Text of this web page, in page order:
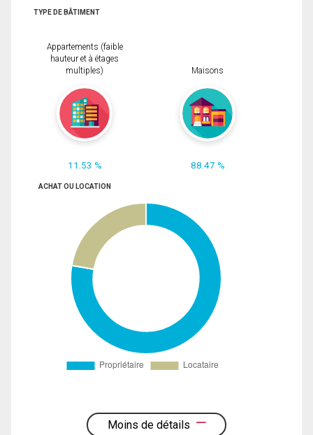
TYPE DE BÂTIMENT
Appartements (faible
hauteur et à étages
multiples)
11.53 %
Maisons
88.47 %
ACHAT OU LOCATION
Moins de détails